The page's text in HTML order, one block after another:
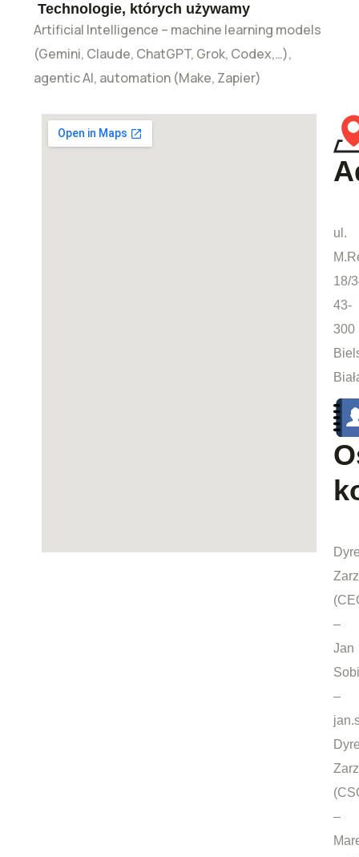
Technologie, których używamy
Artificial Intelligence – machine learning models
(Gemini, Claude, ChatGPT, Grok, Codex,…),
agentic AI, automation (Make, Zapier)
ul.
18/
43-
300
–
Jan
–
–